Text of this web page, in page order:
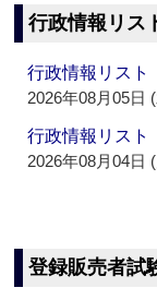
行政情報リス
行政情報リス
2026年08月05日
行政情報リス
2026年08月04日
登録販売者試